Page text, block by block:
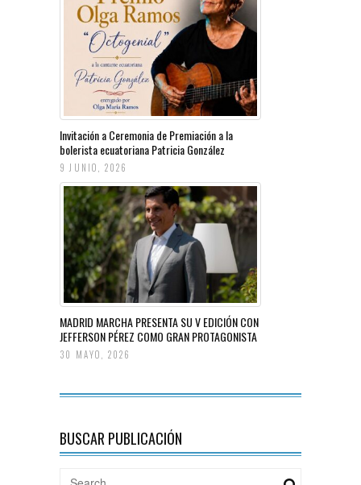
Invitación a Ceremonia de Premiación a la
bolerista ecuatoriana Patricia González
9 JUNIO, 2026
MADRID MARCHA PRESENTA SU V EDICIÓN CON
JEFFERSON PÉREZ COMO GRAN PROTAGONISTA
30 MAYO, 2026
BUSCAR PUBLICACIÓN